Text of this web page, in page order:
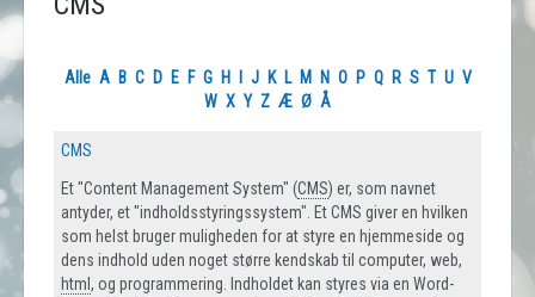
Alle A B C D E F G H J K L M N O P Q R S T U V
W X Y Z Æ Ø Å
CMS
Et "Content Management System" (CMS) er, som navnet
antyder, et "indholdsstyringssystem". Et CMS giver en hvilken
som helst bruger muligheden for at styre en hjemmeside og
dens indhold uden noget større kendskab til computer, web,
html , og programmering. Indholdet kan styres via en Word-